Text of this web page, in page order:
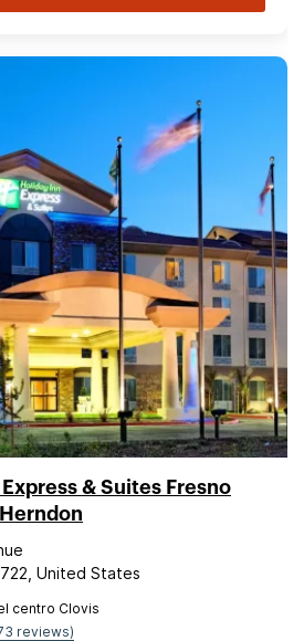
& Suites Fresno
United States
centro Clovis
reviews)